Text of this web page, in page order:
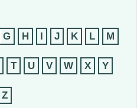
G H I J K L M
T U V W X Y
Z